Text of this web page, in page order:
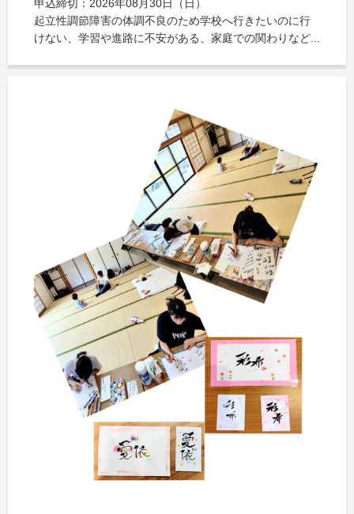
申込締切：2026年08月30日（日）
起立性調節障害の体調不良のため学校へ行きたいのに行
けない、学習や進路に不安がある、家庭での関わりなど...